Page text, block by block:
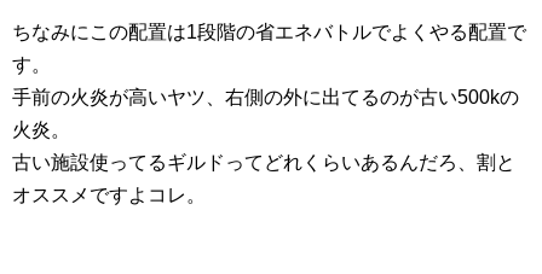
ちなみにこの配置は1段階の省エネバトルでよくやる配置で
す。
手前の火炎が高いヤツ、右側の外に出てるのが古い500kの
火炎。
古い施設使ってるギルドってどれくらいあるんだろ、割と
オススメですよコレ。